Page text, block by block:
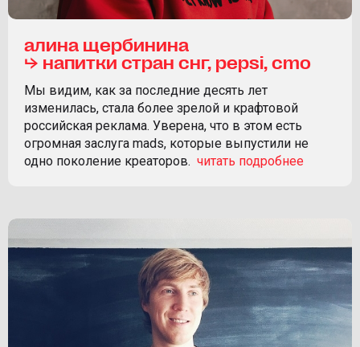
алина щербинина
⮡ напитки стран снг, pepsi, cmo
Мы видим, как за последние десять лет
изменилась, стала более зрелой и крафтовой
российская реклама. Уверена, что в этом есть
огромная заслуга mads, которые выпустили не
одно поколение креаторов.